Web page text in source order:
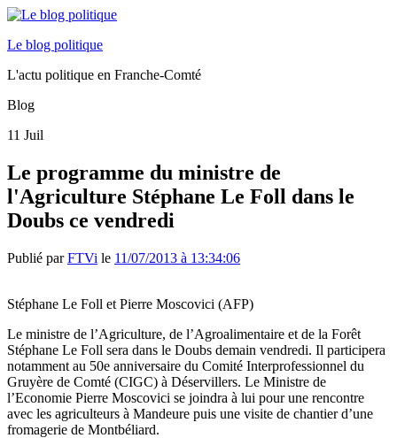
Le blog politique
L'actu politique en Franche-Comté
Blog
11 Juil
Le programme du ministre de
l'Agriculture Stéphane Le Foll dans le
Doubs ce vendredi
Publié parFTVi le 11/07/2013 à 13:34:06
Stéphane Le Foll et Pierre Moscovici (AFP)
Le ministre de l’Agriculture, de l’Agroalimentaire et de la Forêt
Stéphane Le Foll sera dans le Doubs demain vendredi. Il participera
notamment au 50e anniversaire du Comité Interprofessionnel du
Gruyère de Comté (CIGC) à Déservillers. Le Ministre de
l’Economie Pierre Moscovici se joindra à lui pour une rencontre
avec les agriculteurs à Mandeure puis une visite de chantier d’une
fromagerie de Montbéliard.